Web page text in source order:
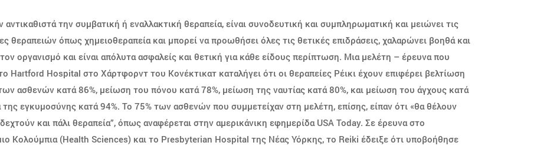
αντικαθιστά την συμβατική ή εναλλακτική θεραπεία, είναι συνοδευτική και συμπληρωματική και μειώνει τις
θεραπειών όπως χημειοθεραπεία και μπορεί να προωθήσει όλες τις θετικές επιδράσεις, χαλαρώνει βοηθά και
οργανισμό και είναι απόλυτα ασφαλείς και θετική για κάθε είδους περίπτωση. Μια μελέτη – έρευνα που
Hartford Hospital στο Χάρτφορντ του Κονέκτικατ καταλήγει ότι οι θεραπείες Ρέικι έχουν επιφέρει βελτίωση
ασθενών κατά 86%, μείωση του πόνου κατά 78%, μείωση της ναυτίας κατά 80%, και μείωση του άγχους κατά
της εγκυμοσύνης κατά 94%. Το 75% των ασθενών που συμμετείχαν στη μελέτη, επίσης, είπαν ότι «θα θέλουν
και πάλι θεραπεία”, όπως αναφέρεται στην αμερικάνικη εφημερίδα USA Today. Σε έρευνα στο
Κολούμπια (Health Sciences) και το Presbyterian Hospital της Νέας Υόρκης, το Reiki έδειξε ότι υποβοήθησε